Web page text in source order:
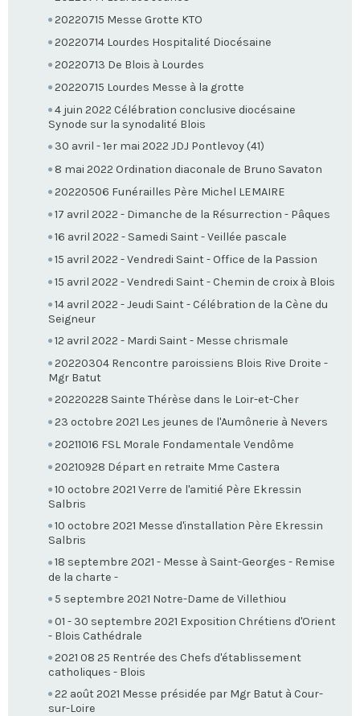
20220715 Messe Grotte KTO
20220714 Lourdes Hospitalité Diocésaine
20220713 De Blois à Lourdes
20220715 Lourdes Messe à la grotte
4 juin 2022 Célébration conclusive diocésaine
Synode sur la synodalité Blois
30 avril - 1er mai 2022 JDJ Pontlevoy (41)
8 mai 2022 Ordination diaconale de Bruno Savaton
20220506 Funérailles Père Michel LEMAIRE
17 avril 2022 - Dimanche de la Résurrection - Pâques
16 avril 2022 - Samedi Saint - Veillée pascale
15 avril 2022 - Vendredi Saint - Office de la Passion
15 avril 2022 - Vendredi Saint - Chemin de croix à Blois
14 avril 2022 - Jeudi Saint - Célébration de la Cène du
Seigneur
12 avril 2022 - Mardi Saint - Messe chrismale
20220304 Rencontre paroissiens Blois Rive Droite -
Mgr Batut
20220228 Sainte Thérèse dans le Loir-et-Cher
23 octobre 2021 Les jeunes de l'Aumônerie à Nevers
20211016 FSL Morale Fondamentale Vendôme
20210928 Départ en retraite Mme Castera
10 octobre 2021 Verre de l'amitié Père Ekressin
Salbris
10 octobre 2021 Messe d'installation Père Ekressin
Salbris
18 septembre 2021 - Messe à Saint-Georges - Remise
de la charte -
5 septembre 2021 Notre-Dame de Villethiou
01 - 30 septembre 2021 Exposition Chrétiens d'Orient
- Blois Cathédrale
2021 08 25 Rentrée des Chefs d'établissement
catholiques - Blois
22 août 2021 Messe présidée par Mgr Batut à Cour-
sur-Loire